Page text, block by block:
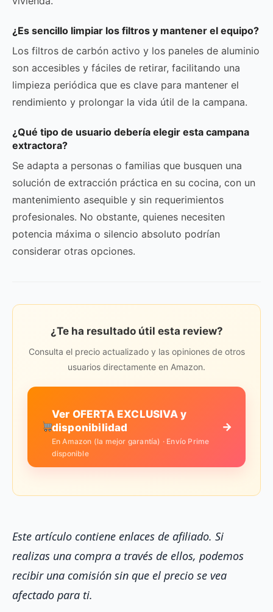
¿Es sencillo limpiar los filtros y mantener el equipo?
Los filtros de carbón activo y los paneles de aluminio
son accesibles y fáciles de retirar, facilitando una
limpieza periódica que es clave para mantener el
rendimiento y prolongar la vida útil de la campana.
¿Qué tipo de usuario debería elegir esta campana
extractora?
Se adapta a personas o familias que busquen una
solución de extracción práctica en su cocina, con un
mantenimiento asequible y sin requerimientos
profesionales. No obstante, quienes necesiten
potencia máxima o silencio absoluto podrían
considerar otras opciones.
¿Te ha resultado útil esta review?
Consulta el precio actualizado y las opiniones de otros
usuarios directamente en Amazon.
Ver OFERTA EXCLUSIVA y
disponibilidad
En Amazon (la mejor garantía) · Envío Prime
disponible
→
Este artículo contiene enlaces de afiliado. Si
realizas una compra a través de ellos, podemos
recibir una comisión sin que el precio se vea
afectado para ti.